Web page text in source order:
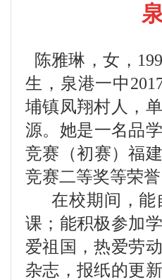
陈雅琳，女，
生，泉港一中
埔镇凤翔村 人，
源。她是一名品
竞赛（初赛）福
竞赛二等奖等荣
在校期间，能
课；能积极参加
爱祖国，热爱劳
杂志，报纸的更